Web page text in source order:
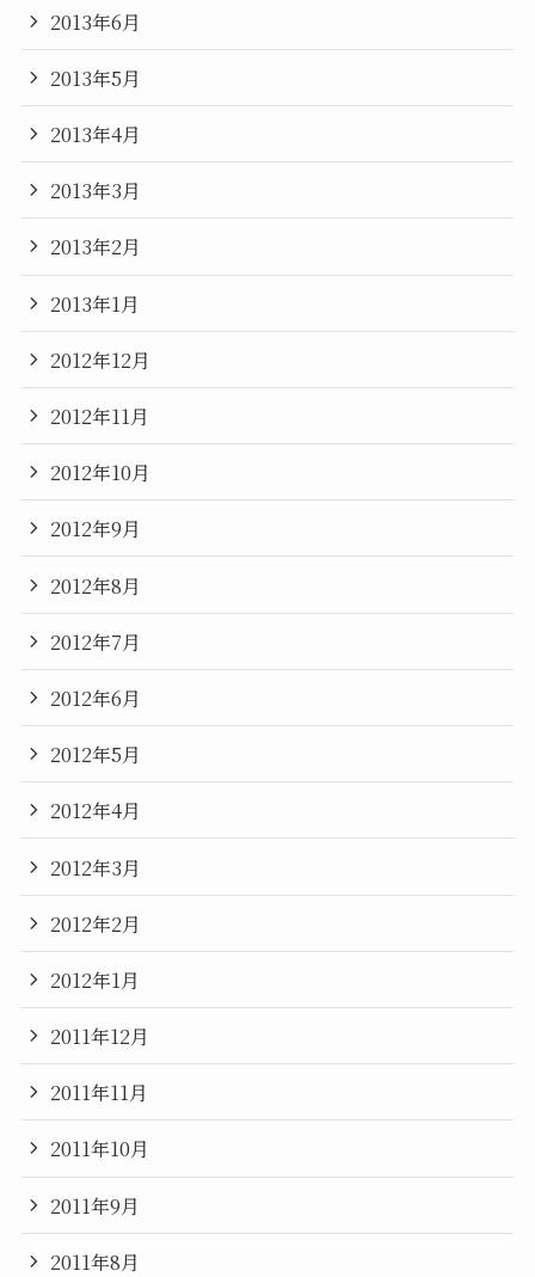
2013年6月
2013年5月
2013年4月
2013年3月
2013年2月
2013年1月
2012年12月
2012年11月
2012年10月
2012年9月
2012年8月
2012年7月
2012年6月
2012年5月
2012年4月
2012年3月
2012年2月
2012年1月
2011年12月
2011年11月
2011年10月
2011年9月
2011年8月